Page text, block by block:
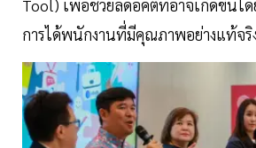
Tool) เพื่อช่วยลดอคติที่อาจเกิดขึ้นโ
การได้พนักงานที่มีคุณภาพอย่างแท้จริ